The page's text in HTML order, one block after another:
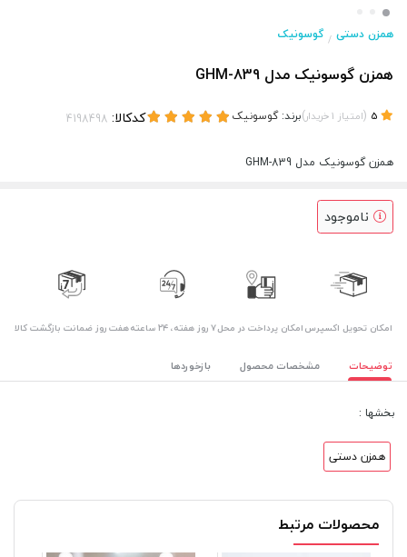
همزن دستی / گوسونیک
همزن گوسونیک مدل GHM-839
(امتیاز 1خریدار)برند:گوسونیک کدکالا:
همزن گوسونیک مدل GHM-839
ناموجود
اﻣﮑﺎن ﺗﺤﻮﯾﻞ اﮐﺴﭙﺮسامکان پرداخت در محل۷ روز ﻫﻔﺘﻪ، ۲۴ ﺳﺎﻋﺘﻪ هفت روز ضمانت بازگشت کالا
توضیحات مشخصات محصول بازخوردها
بخشها :
همزن دستی
محصولات مرتبط